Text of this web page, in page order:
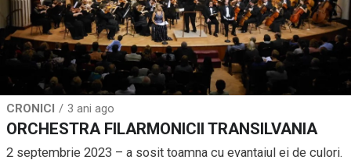
CRONICI 3 ani ago
ORCHESTRA FILARMONICII TRANSILVANIA
2 septembrie 2023 – a sosit toamna cu evantaiul ei de culori.